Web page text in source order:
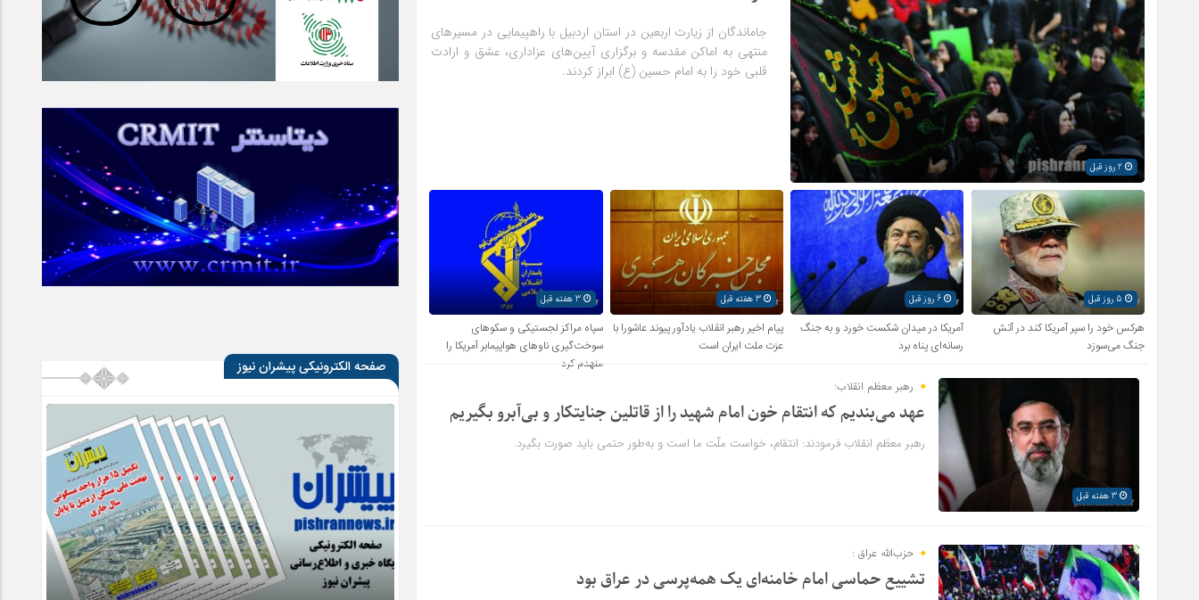
2 روز قبل
جاماندگان از زیارت اربعین در استان اردبیل با راهپیمایی در مسیرهای
منتهی به اماکن مقدسه و برگزاری آیین‌های عزاداری، عشق و ارادت
قلبی خود را به امام حسین (ع) ابراز کردند.
هرکس خود را سپر آمریکا کند در آتش
جنگ می‌سوزد
6 روز قبل
آمریکا در میدان شکست خورد و به جنگ
رسانه‌ای پناه برد
3 هفته قبل
پیام اخیر رهبر انقلاب یادآور پیوند عاشورا با
عزت ملت ایران است
3 هفته قبل
سپاه مراکز لجستیکی و سکوهای
سوخت‌گیری ناوهای هواپیمابر آمریکا را
منهدم کرد
رهبر معظم انقلاب:
عهد می‌بندیم که انتقام خون امام شهید را از قاتلین جنایتکار و بی‌آبرو بگیریم
رهبر معظم انقلاب فرمودند: انتقام، خواست ملّت ما است و به‌طور حتمی باید صورت بگیرد.
حزب‌الله عراق :
تشییع حماسی امام خامنه‌ای یک همه‌پرسی در عراق بود
صفحه الکترونیکی پیشران نیوز